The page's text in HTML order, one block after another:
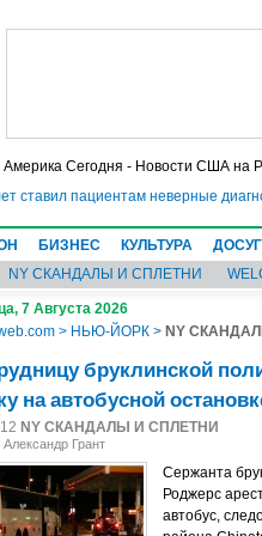
Америка Сегодня - Новости США на
пациентам неверные диагнозы
БИЗНЕС КУЛЬТУРА ДОСУГ
NY СКАНДАЛЫ И СПЛЕТНИ
7 Августа 2026
> НЬЮ-ЙОРК > NY
бруклинской
на автобусной
NY СКАНДАЛЫ И СПЛЕТНИ
Александр Грант
Сержанта
Роджерс
автобус,